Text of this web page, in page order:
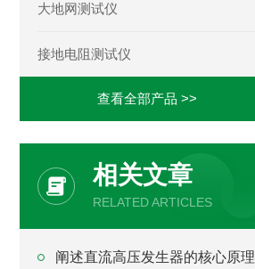
大地网测试仪
接地电阻测试仪
查看全部产品 >>
相关文章
RELATED ARTICLES
阐述直流高压发生器的核心原理